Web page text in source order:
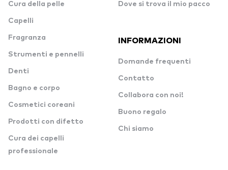
Cura della pelle
Capelli
Fragranza
Strumenti e pennelli
Denti
Bagno e corpo
Cosmetici coreani
Prodotti con difetto
Cura dei capelli
professionale
Dove si trova il mio pacco
INFORMAZIONI
Domande frequenti
Contatto
Collabora con noi!
Buono regalo
Chi siamo